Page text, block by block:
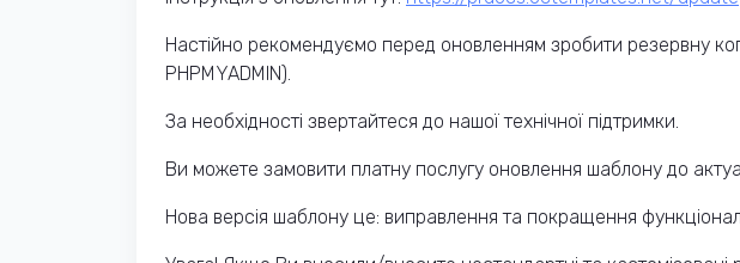
Настійно рекомендуємо перед оновленням зробити резервну
PHPMYADMIN).
За необхідності звертайтеся до нашої технічної підтримки.
Ви можете замовити платну послугу оновлення шаблону до
Нова версія шаблону це: виправлення та покращення